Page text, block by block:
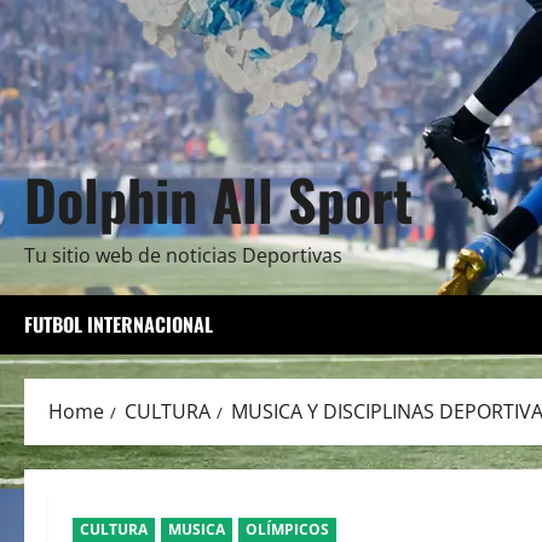
Dolphin All Sport
Tu sitio web de noticias Deportivas
FUTBOL INTERNACIONAL
Home CULTURA MUSICA Y DISCIPLINAS
CULTURA MUSICA OLÍMPICOS